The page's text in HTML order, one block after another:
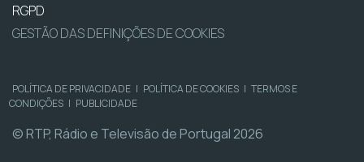
RGPD
GESTÃO DAS DEFINIÇÕES DE COOKIES
POLÍTICA DE PRIVACIDADE | POLÍTICA DE COOKIES | TERMOS E
CONDIÇÕES | PUBLICIDADE
© RTP, Rádio e Televisão de Portugal 2026